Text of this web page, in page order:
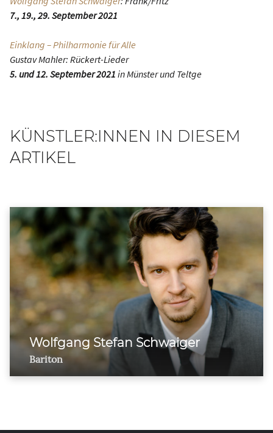
7., 19., 29. September 2021
Einklang – Philharmonie für Alle
Gustav Mahler: Rückert-Lieder
5. und 12. September 2021 in Münster und Teltge
KÜNSTLER:INNEN IN DIESEM
ARTIKEL
Wolfgang Stefan Schwaiger
Bariton